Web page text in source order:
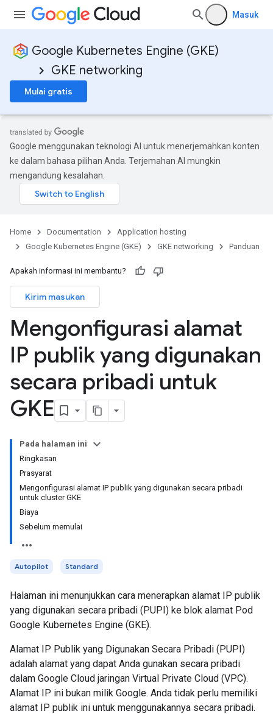
Masuk
Google Kubernetes Engine (GKE)
GKE networking
Mulai gratis
Google menggunakan teknologi AI untuk menerjemahkan konten
ke dalam bahasa pilihan Anda. Terjemahan AI mungkin
mengandung kesalahan.
Home Documentation
Application hosting
Google Kubernetes Engine (GKE)
GKE networking Panduan
Apakah informasi ini membantu?
Kirim masukan
Mengonfigurasi alamat
IP publik yang digunakan
secara pribadi untuk
GKE
Pada halaman ini
Ringkasan
Prasyarat
Mengonfigurasi alamat IP publik yang digunakan secara pribadi
untuk cluster GKE
Biaya
Sebelum memulai
Autopilot Standard
Halaman ini menunjukkan cara menerapkan alamat IP publik
yang digunakan secara pribadi (PUPI) ke blok alamat Pod
Google Kubernetes Engine (GKE).
Alamat IP Publik yang Digunakan Secara Pribadi (PUPI)
adalah alamat yang dapat Anda gunakan secara pribadi
dalam Google Cloud jaringan Virtual Private Cloud (VPC).
Alamat IP ini bukan milik Google. Anda tidak perlu memiliki
alamat IP publik ini untuk menggunakannya secara pribadi.